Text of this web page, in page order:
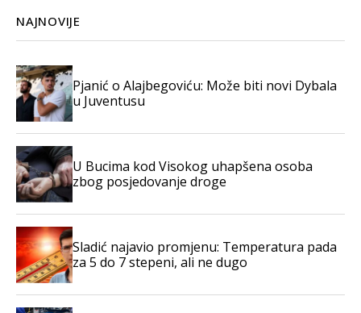
NAJNOVIJE
Pjanić o Alajbegoviću: Može biti novi Dybala
u Juventusu
U Bucima kod Visokog uhapšena osoba
zbog posjedovanje droge
Sladić najavio promjenu: Temperatura pada
za 5 do 7 stepeni, ali ne dugo